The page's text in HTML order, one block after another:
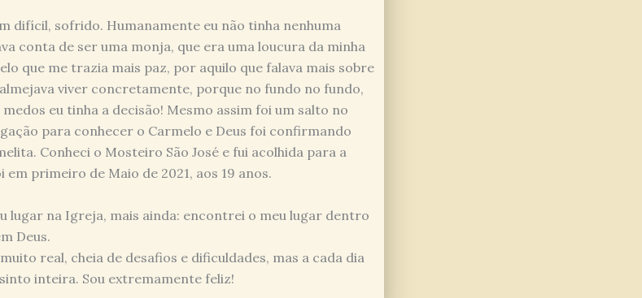
difícil, sofrido. Humanamente eu não tinha nenhuma
conta de ser uma monja, que era uma loucura da minha
que me trazia mais paz, por aquilo que falava mais sobre
viver concretamente, porque no fundo no fundo,
eu tinha a decisão! Mesmo assim foi um salto no
para conhecer o Carmelo e Deus foi confirmando
Conheci o Mosteiro São José e fui acolhida para a
primeiro de Maio de 2021, aos 19 anos.
lugar na Igreja, mais ainda: encontrei o meu lugar dentro
Deus.
real, cheia de desafios e dificuldades, mas a cada dia
inteira. Sou extremamente feliz!